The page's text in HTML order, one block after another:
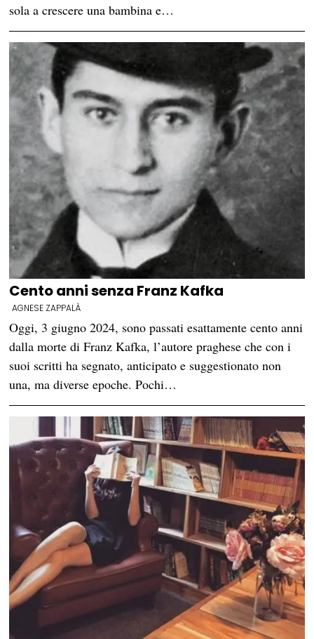
sola a crescere una bambina e…
Cento anni senza Franz Kafka
AGNESE ZAPPALÀ
Oggi, 3 giugno 2024, sono passati esattamente cento anni
dalla morte di Franz Kafka, l’autore praghese che con i
suoi scritti ha segnato, anticipato e suggestionato non
una, ma diverse epoche. Pochi…